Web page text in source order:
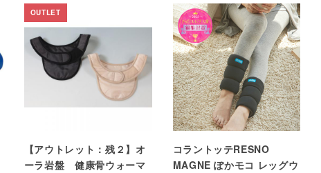
【アウトレット：残２】オ
ーラ岩盤 健康骨ウォーマ
OUTLET
コラントッテRESNO
MAGNE ぽかモコ レッグウ